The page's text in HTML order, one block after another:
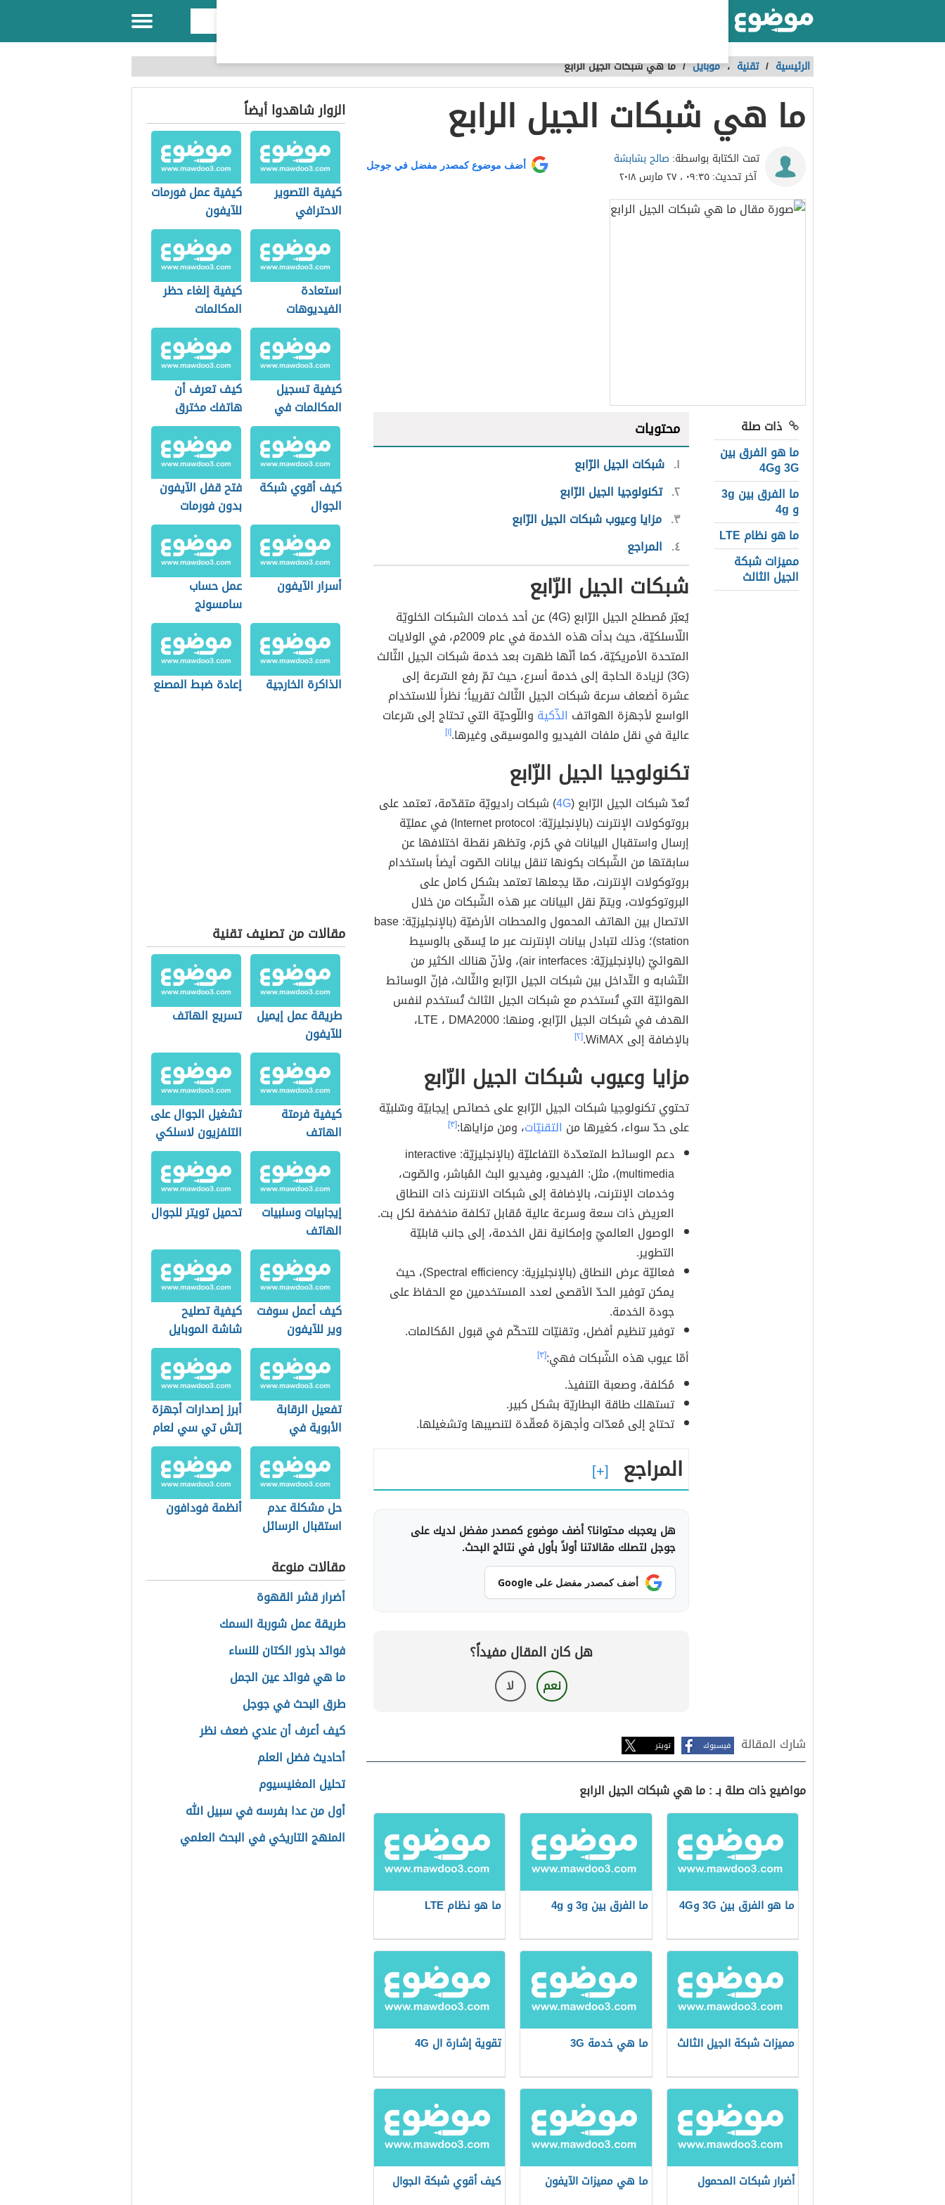
الرئيسية / تقنية ،موبايل /ما هي شبكات الجيل الرابع
ما هي شبكات الجيل الرابع
تمت الكتابة بواسطة: صالح بشابشة
آخر تحديث:٠٩:٣٥ ، ٢٧ مارس ٢٠١٨
أضف موضوع كمصدر مفضل في جوجل
ذات صلة
ما هو الفرق بين
3G و4G
ما الفرق بين 3g
و 4g
ما هو نظام LTE
مميزات شبكة
الجيل الثالث
محتويات
١ شبكات الجيل الرّابع
٢ تكنولوجيا الجيل الرّابع
٣ مزايا وعيوب شبكات الجيل الرّابع
٤ المراجع
شبكات الجيل الرّابع
يُعبّر مُصطلح الجيل الرّابع (4G) عن أحد خدمات الشبكات الخلويّة
اللّاسلكيّة، حيث بدأت هذه الخدمة في عام 2009م، في الولايات
المتحدة الأمريكيّة، كما أنّها ظهرت بعد خدمة شبكات الجيل الثّالث
(3G) لزيادة الحاجة إلى خدمة أسرع، حيث تمّ رفع السّرعة إلى
عشرة أضعاف سرعة شبكات الجيل الثّالث تقريباً؛ نظراً للاستخدام
الواسع لأجهزة الهواتف الذّكية واللّوحيّة التي تحتاج إلى سّرعات
عالية في نقل ملفات الفيديو والموسيقى وغيرها.[١]
تكنولوجيا الجيل الرّابع
تُعدّ شبكات الجيل الرّابع (4G) شبكات راديويّة متقدّمة، تعتمد على
بروتوكولات الإنترنت (بالإنجليزيّة: Internet protocol) في عمليّة
إرسال واستقبال البيانات في حُزم، وتظهر نقطة اختلافها عن
سابقتها من الشّبكات بكونها تنقل بيانات الصّوت أيضاً باستخدام
بروتوكولات الإنترنت، ممّا يجعلها تعتمد بشكل كامل على
البروتوكولات، ويتمّ نقل البيانات عبر هذه الشّبكات من خلال
الاتصال بين الهاتف المحمول والمحطات الأرضيّة (بالإنجليزيّة: base
station)؛ وذلك لتبادل بيانات الإنترنت عبر ما يُسمّى بالوسيط
الهوائيّ (بالإنجليزيّة: air interfaces)، ولأنّ هنالك الكثير من
التّشابه و التّداخل بين شبكات الجيل الرّابع والثّالث، فإنّ الوسائط
الهوائيّة التي تُستخدم مع شبكات الجيل الثالث تُستخدم لنفس
الهدف في شبكات الجيل الرّابع، ومنها: LTE ، DMA2000،
بالإضافة إلى WiMAX.
[٢]
مزايا وعيوب شبكات الجيل الرّابع
تحتوي تكنولوجيا شبكات الجيل الرّابع على خصائص إيجابيّة وسّلبيّة
على حدّ سواء، كغيرها من التقنيّات، ومن مزاياها:[٣]
دعم الوسائط المتعدّدة التفاعليّة (بالإنجليزيّة: interactive
multimedia)، مثل: الفيديو، وفيديو البث المُباشر، والصّوت،
وخدمات الإنترنت، بالإضافة إلى شبكات الانترنت ذات النطاق
العريض ذات سعة وسرعة عالية مُقابل تكلفة منخفضة لكل بت.
الوصول العالميّ وإمكانية نقل الخدمة، إلى جانب قابليّة
التطوير.
فعاليّة عرض النطاق (بالإنجليزية: Spectral efficiency)، حيث
يمكن توفير الحدّ الأقصى لعدد المستخدمين مع الحفاظ على
جودة الخدمة.
توفير تنظيم أفضل، وتقنيّات للتحكّم في قبول المُكالمات.
أمّا عيوب هذه الشّبكات فهي:[٣]
مُكلفة، وصعبة التنفيذ.
تستهلك طاقة البطاريّة بشكل كبير.
تحتاج إلى مُعدّات وأجهزة مُعقّدة لتنصيبها وتشغيلها.
المراجع
هل يعجبك محتوانا؟ أضف موضوع كمصدر مفضل لديك على
جوجل لتصلك مقالاتنا أولاً بأول في نتائج البحث.
أضف كمصدر مفضل على Google
هل كان المقال مفيداً؟
نعم لا
شارك المقالة فيسبوك تويتر
مواضيع ذات صلة بـ : ما هي شبكات الجيل الرابع
ما هو الفرق بين 3G و4G ما الفرق بين 3g و 4g ما هو نظام LTE
مميزات شبكة الجيل الثالث ما هي خدمة 3G تقوية إشارة ال 4G
أضرار شبكات المحمول ما هي مميزات الآيفون كيف أقوي شبكة الجوال
الزوار شاهدوا أيضاً
كيفية التصوير
الاحترافي
بالموبايل
كيفية عمل فورمات
للآيفون
استعادة
الفيديوهات
المحذوفة للأندرويد
كيفية إلغاء حظر
المكالمات
كيفية تسجيل
المكالمات في
الآيفون
كيف تعرف أن
هاتفك مخترق
كيف أقوي شبكة
الجوال
فتح قفل الآيفون
بدون فورمات
أسرار الآيفون
عمل حساب
سامسونج
الذاكرة الخارجية إعادة ضبط المصنع
مقالات من تصنيف تقنية
طريقة عمل إيميل
للآيفون
تسريع الهاتف
كيفية فرمتة
الهاتف
تشغيل الجوال على
التلفزيون لاسلكي
إيجابيات وسلبيات
الهاتف
تحميل تويتر للجوال
كيف أعمل سوفت
وير للآيفون
كيفية تصليح
شاشة الموبايل
المحروقة
تفعيل الرقابة
الأبوية في
الآيفون
أبرز إصدارات أجهزة
إتش تي سي لعام
2021
حل مشكلة عدم
استقبال الرسائل
الأندرويد
أنظمة فودافون
مقالات منوعة
أضرار قشر القهوة
طريقة عمل شوربة السمك
فوائد بذور الكتان للنساء
ما هي فوائد عين الجمل
طرق البحث في جوجل
كيف أعرف أن عندي ضعف نظر
أحاديث فضل العلم
تحليل المغنيسيوم
أول من عدا بفرسه في سبيل الله
المنهج التاريخي في البحث العلمي